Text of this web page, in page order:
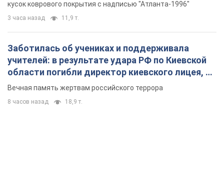
кусок коврового покрытия с надписью "Атланта-1996"
3 часа назад 11,9 т.
Заботилась об учениках и поддерживала
учителей: в результате удара РФ по Киевской
области погибли директор киевского лицея, её
муж и внук
Вечная память жертвам российского террора
8 часов назад 18,9 т.